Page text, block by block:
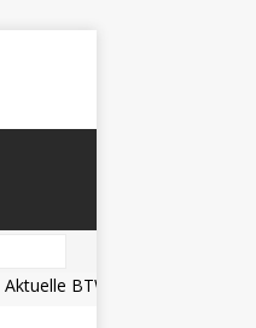
BTW21 Prognose